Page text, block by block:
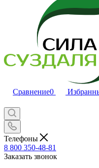
Сравнение0
Телефоны
8 800 350-48-81
Заказать звонок